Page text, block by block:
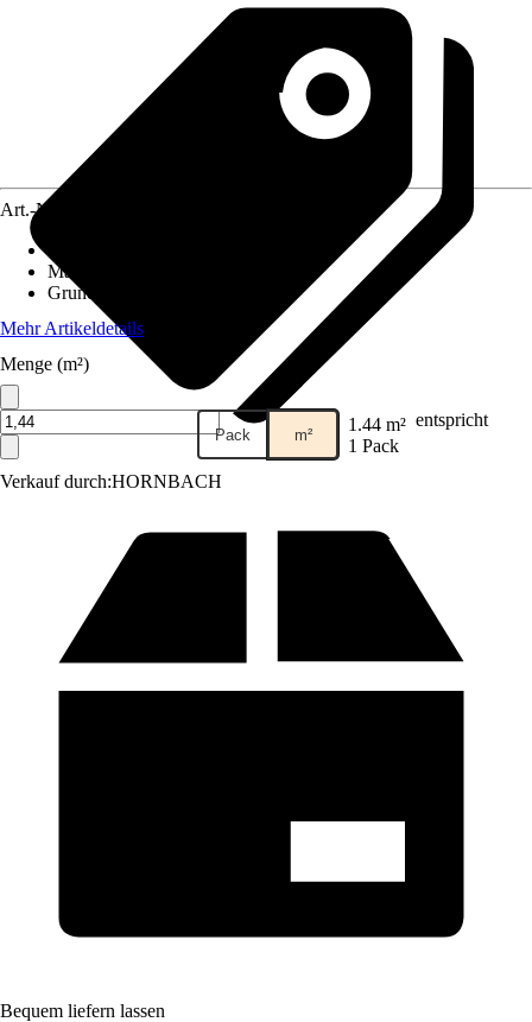
Verkauf durch:HORNBACH
Art.-Nr.
Material
Grundfarbe
Mehr Artikeldetails
Menge (m²)
Pack m² 1.44 m² entspricht
1 Pack
Bequem liefern lassen